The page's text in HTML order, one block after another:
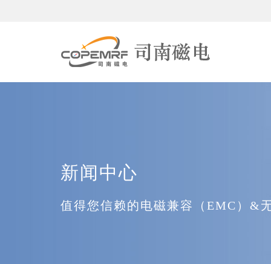
新闻中心
值得您信赖的电磁兼容（EMC）&